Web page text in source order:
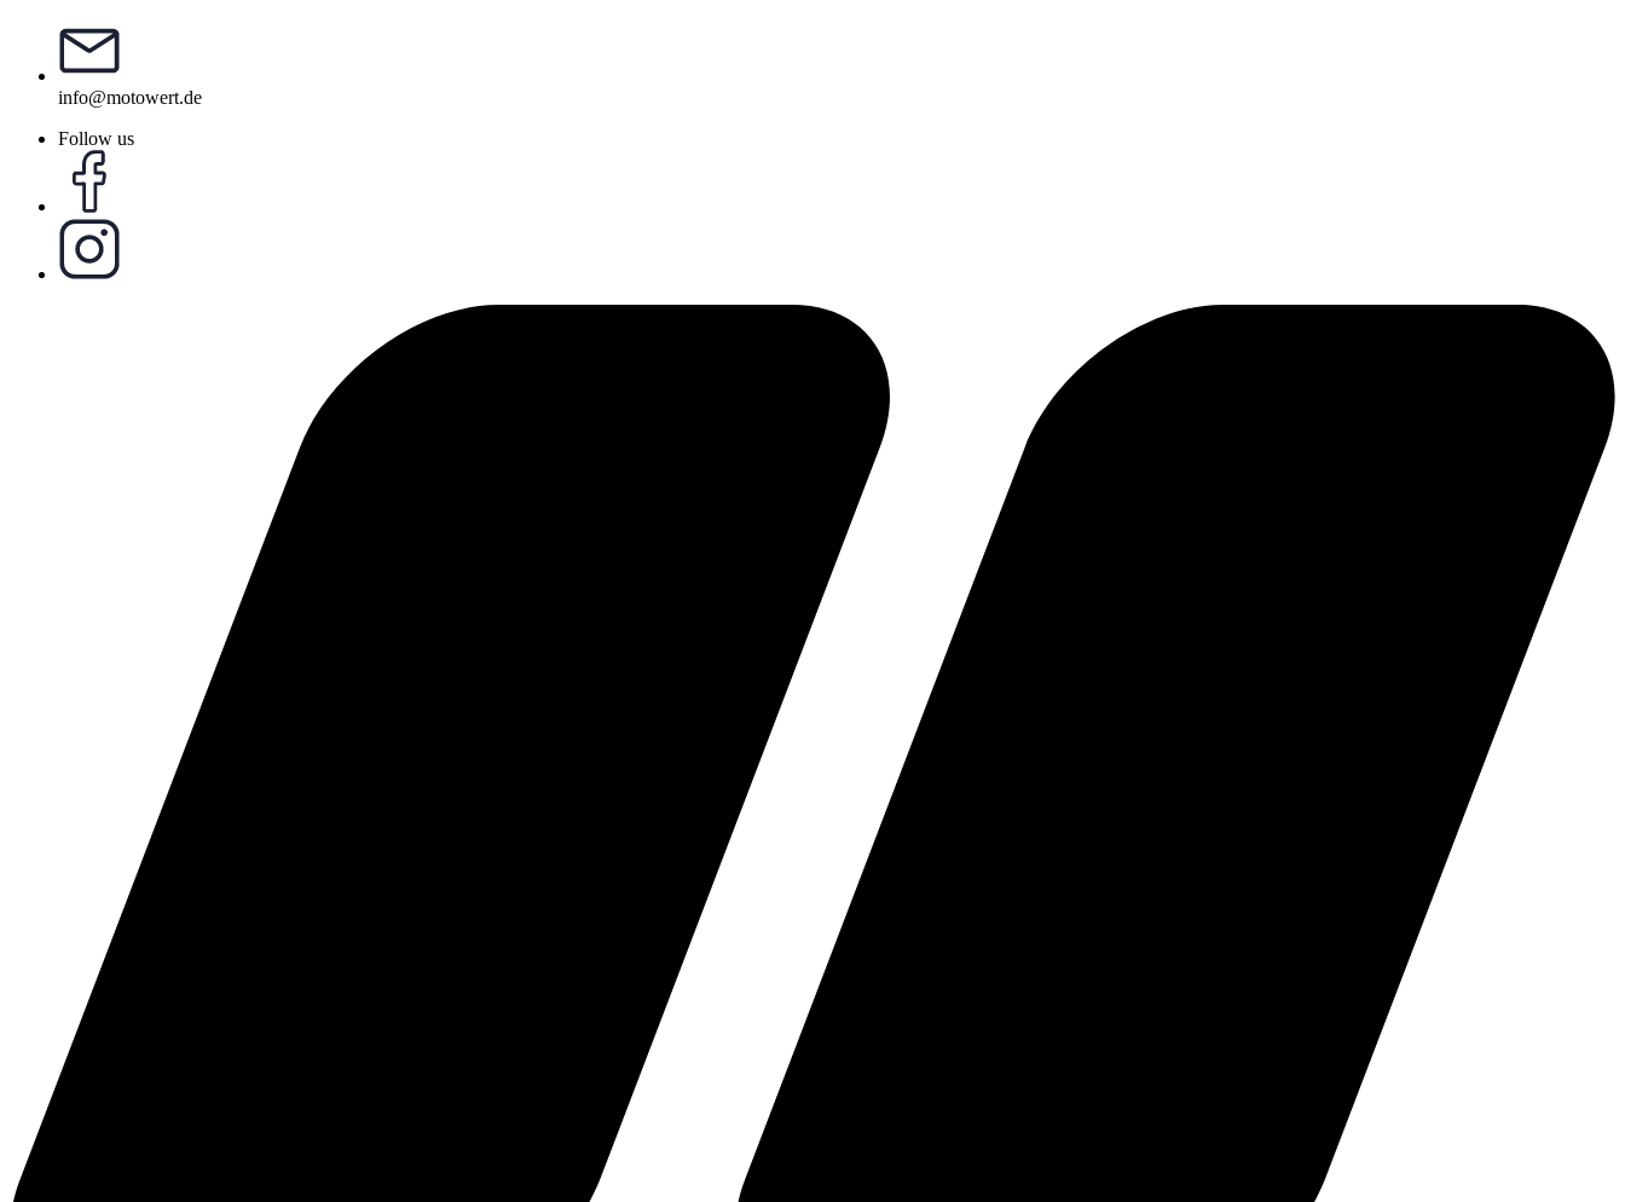
info@motowert.de
Follow us